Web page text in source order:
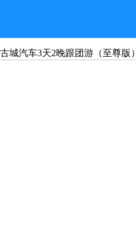
城汽车3天2晚跟团游（至尊版）